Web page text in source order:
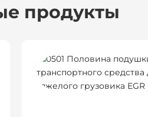
продукты